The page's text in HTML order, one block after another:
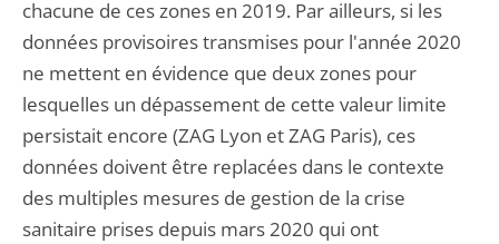
chacune de ces zones en 2019. Par ailleurs, si les
données provisoires transmises pour l'année 2020
ne mettent en évidence que deux zones pour
lesquelles un dépassement de cette valeur limite
persistait encore (ZAG Lyon et ZAG Paris), ces
données doivent être replacées dans le contexte
des multiples mesures de gestion de la crise
sanitaire prises depuis mars 2020 qui ont